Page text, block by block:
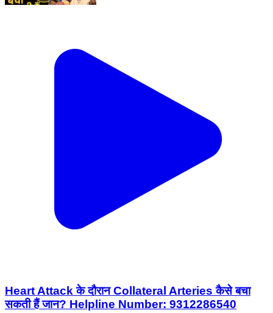
Heart Attack के दौरान Collateral Arteries कैसे बचा
सकती हैं जान? Helpline Number: 9312286540